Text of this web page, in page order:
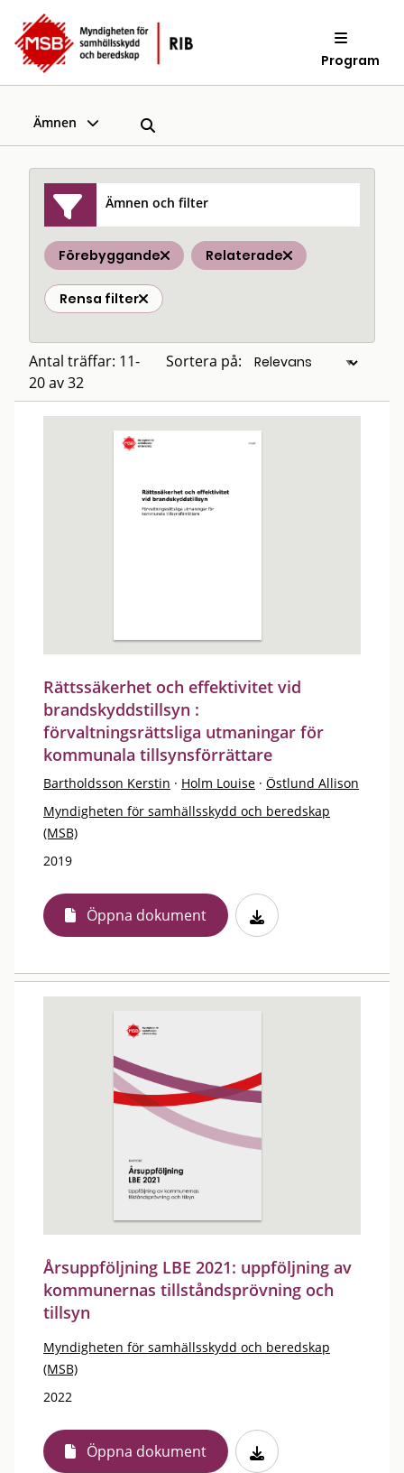
Program
Ämnen
Ämnen och filter
Förebyggande Relaterade
Rensa filter
Antal träffar: 11-
20 av 32
Sortera på:
Rättssäkerhet och effektivitet vid
brandskyddstillsyn :
förvaltningsrättsliga utmaningar för
kommunala tillsynsförrättare
Bartholdsson Kerstin · Holm Louise · Östlund Allison
Myndigheten för samhällsskydd och beredskap
(MSB)
2019
Öppna dokument
Årsuppföljning LBE 2021: uppföljning av
kommunernas tillståndsprövning och
tillsyn
Myndigheten för samhällsskydd och beredskap
(MSB)
2022
Öppna dokument